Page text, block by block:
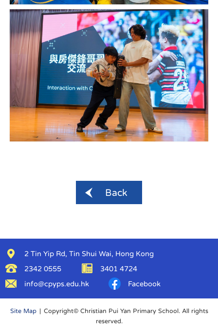
Back
2 Tin Yip Rd, Tin Shui Wai, Hong Kong
2342 0555 3401 4724
info@cpyps.edu.hk Facebook
Site Map| Copyright© Christian Pui Yan Primary School. All rights
reserved.